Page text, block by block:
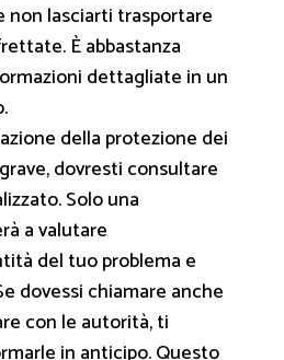
non lasciarti trasportare
È abbastanza
dettagliate in un
della protezione dei
dovresti consultare
Solo una
a valutare
del tuo problema e
dovessi chiamare anche
con le autorità, ti
in anticipo. Questo